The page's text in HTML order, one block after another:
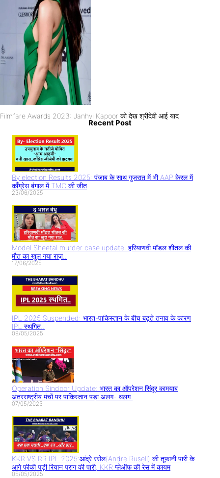
Filmfare Awards 2023: Janhvi Kapoor को देख श्रीदेवी आई याद
Recent Post
By election Results 2025: पंजाब के साथ गुजरात में भी AAP केरल में
काँग्रेस बंगाल में TMC की जीत
23/06/2025
Model Sheetal murder case update: हरियाणवी मॉडल शीतल की
मौत का खुल गया राज़..
17/06/2025
IPL 2025 Suspended: भारत-पाकिस्तान के बीच बढ़ते तनाव के कारण
IPL स्थगित..
09/05/2025
Operation Sindoor Update: भारत का ऑपरेशन सिंदूर कामयाब
अंतरराष्ट्रीय मंचों पर पाकिस्तान पड़ा अलग- थलग
07/05/2025
KKR VS RR IPL 2025:आंद्रे रसेल(Andre Rusell) की तूफानी पारी के
आगे फीकी पड़ी रियान पराग की पारी, KKR प्लेऑफ की रेस में कायम
05/05/2025